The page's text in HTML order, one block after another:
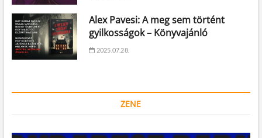
Alex Pavesi: A meg sem történt
gyilkosságok – Könyvajánló
2025.07.28.
ZENE